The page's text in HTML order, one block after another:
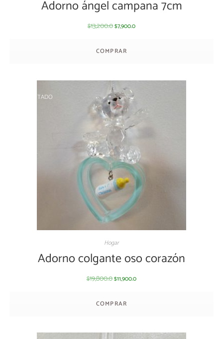
Adorno ángel campana 7cm
$13,200.0 $7,900.0
COMPRAR
AGOTADO
Hogar
Adorno colgante oso corazón
$19,800.0 $11,900.0
COMPRAR